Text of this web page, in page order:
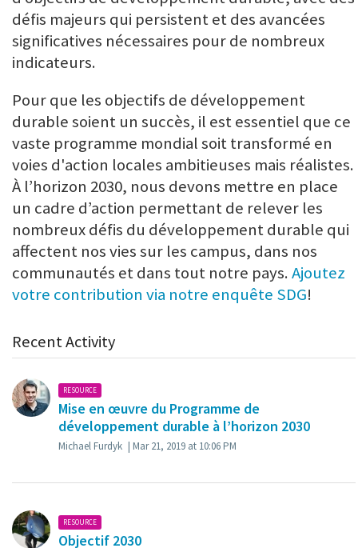
défis majeurs qui persistent et des avancées
significatives nécessaires pour de nombreux
indicateurs.
Pour que les objectifs de développement
durable soient un succès, il est essentiel que ce
vaste programme mondial soit transformé en
voies d'action locales ambitieuses mais réalistes.
À l’horizon 2030, nous devons mettre en place
un cadre d’action permettant de relever les
nombreux défis du développement durable qui
affectent nos vies sur les campus, dans nos
communautés et dans tout notre pays.Ajoutez
votre contribution via notre enquête SDG!
Recent Activity
RESOURCE
Mise en œuvre du Programme de
développement durable à l’horizon 2030
Michael Furdyk | Mar 21, 2019 at 10:06 PM
RESOURCE
Objectif 2030